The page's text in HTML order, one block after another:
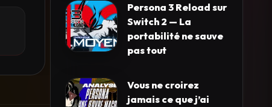
Persona 3 Reload sur
Switch 2 — La
portabilité ne sauve
pas tout
Vous ne croirez
jamais ce que j’ai